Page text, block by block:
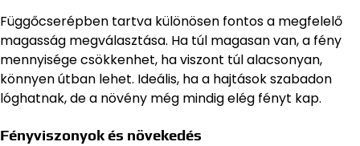
Függőcserépben tartva különösen fontos a megfelelő
magasság megválasztása. Ha túl magasan van, a fény
mennyisége csökkenhet, ha viszont túl alacsonyan,
könnyen útban lehet. Ideális, ha a hajtások szabadon
lóghatnak, de a növény még mindig elég fényt kap.
Fényviszonyok és növekedés